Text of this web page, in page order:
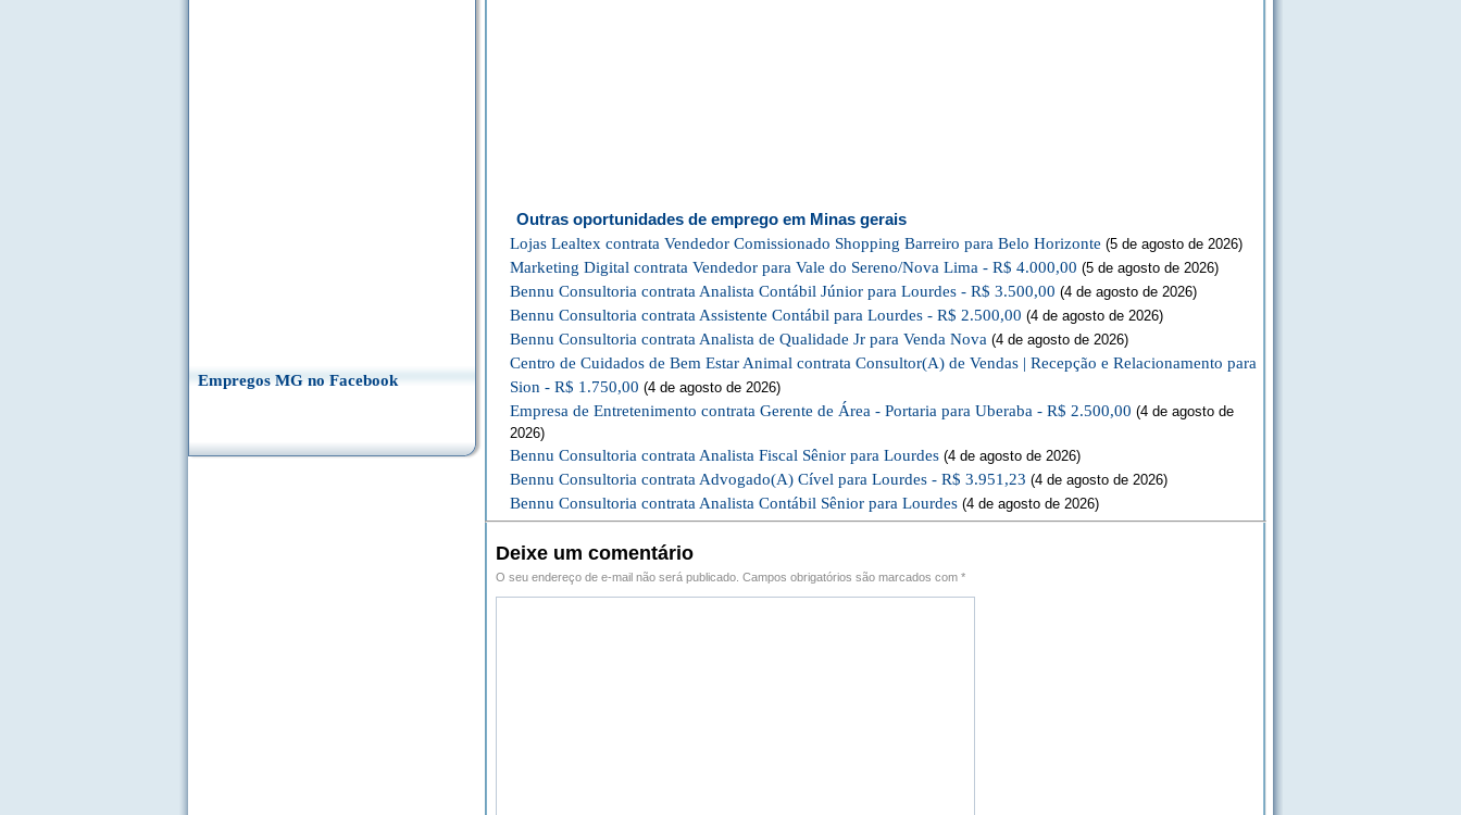
Empregos MG no Facebook
Outras oportunidades de emprego em Minas gerais
Lojas Lealtex contrata Vendedor Comissionado Shopping Barreiro para Belo Horizonte (5 de agosto de 2026)
Marketing Digital contrata Vendedor para Vale do Sereno/Nova Lima - R$ 4.000,00 (5 de agosto de 2026)
Bennu Consultoria contrata Analista Contábil Júnior para Lourdes - R$ 3.500,00 (4 de agosto de 2026)
Bennu Consultoria contrata Assistente Contábil para Lourdes - R$ 2.500,00 (4 de agosto de 2026)
Bennu Consultoria contrata Analista de Qualidade Jr para Venda Nova (4 de agosto de 2026)
Centro de Cuidados de Bem Estar Animal contrata Consultor(A) de Vendas | Recepção e Relacionamento para
Sion - R$ 1.750,00 (4 de agosto de 2026)
Empresa de Entretenimento contrata Gerente de Área - Portaria para Uberaba - R$ 2.500,00 (4 de agosto de
2026)
Bennu Consultoria contrata Analista Fiscal Sênior para Lourdes (4 de agosto de 2026)
Bennu Consultoria contrata Advogado(A) Cível para Lourdes - R$ 3.951,23 (4 de agosto de 2026)
Bennu Consultoria contrata Analista Contábil Sênior para Lourdes (4 de agosto de 2026)
Deixe um comentário
O seu endereço de e-mail não será publicado. Campos obrigatórios são marcados com *